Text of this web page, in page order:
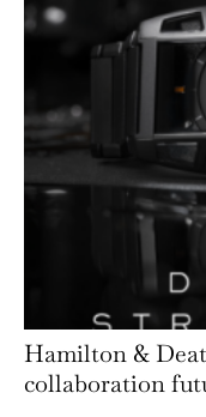
Hamilton &
collaboration